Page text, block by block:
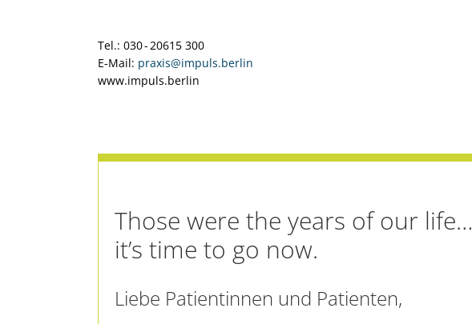
Tel.: 030 - 20615 300
E-Mail: praxis@impuls.berlin
www.impuls.berlin
Those were the years of our life…
it’s time to go now.
Liebe Patientinnen und Patienten,